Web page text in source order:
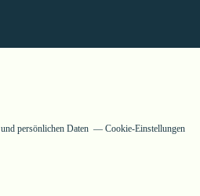
persönlichen Daten Cookie-Einstellungen